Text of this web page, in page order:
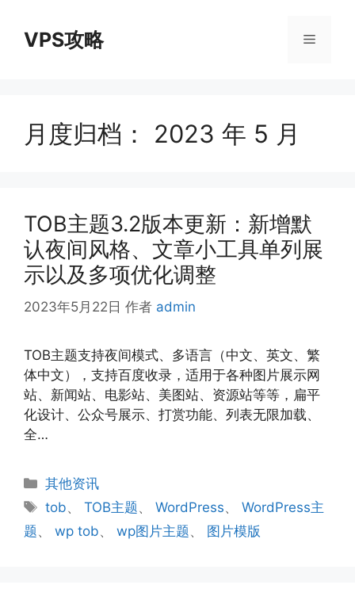
VPS攻略 菜
月度归档： 2023 年 5 月
TOB主题3.2版本更新：新增默
认夜间风格、文章小工具单列展
示以及多项优化调整
2023年5月22日 作者 admin
TOB主题支持夜间模式、多语言（中文、英文、繁
体中文），支持百度收录，适用于各种图片展示网
站、新闻站、电影站、美图站、资源站等等，扁平
化设计、公众号展示、打赏功能、列表无限加载、
全…
分
类
其他资讯
标
tob、TOB主题、WordPress、WordPress主
题、 wp tob、 wp图片主题、 图片模版